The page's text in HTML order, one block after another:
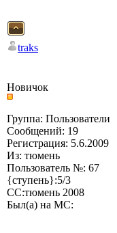
traks
Новичок
Группа: Пользователи
Сообщений: 19
Регистрация: 5.6.2009
Из: тюмень
Пользователь №: 67
{ступень}:5/3
СС:тюмень 2008
Был(а) на МС: